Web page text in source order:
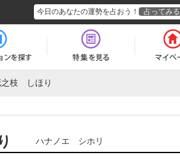
今日のあなたの運勢を占おう！ 占ってみる
之枝 しほり
ハナノエ シホリ